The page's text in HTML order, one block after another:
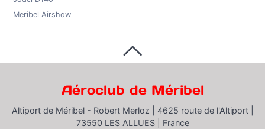
Meribel Airshow
Aéroclub de Méribel
Altiport de Méribel - Robert Merloz | 4625 route de l'Altiport |
73550 LES ALLUES | France